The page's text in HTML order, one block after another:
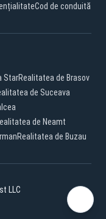
Cod de conduită
StarRealitatea de Brasov
de Suceava
de Neamt
Realitatea de Buzau
LLC